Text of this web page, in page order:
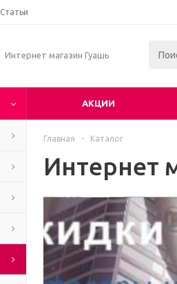
Статьи
Интернет магазин Гуашь
АКЦИИ
Главная - Каталог
Интернет